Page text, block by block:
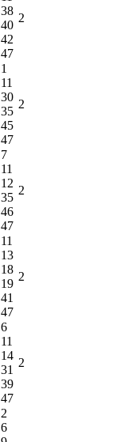
38
40
42
47
2
1
11
30
35
45
47
2
7
11
12
35
46
47
2
11
13
18
19
41
47
2
6
11
14
31
39
47
2
2
6